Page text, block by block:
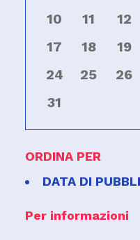
10
11 12
17
18 19
24
25 26
31
ORDINA PER
DATA DI
Per informazioni